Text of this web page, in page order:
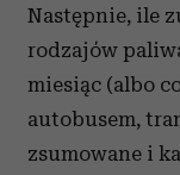
Następnie, ile
rodzajów
miesiąc (albo
autobusem,
zsumowane i